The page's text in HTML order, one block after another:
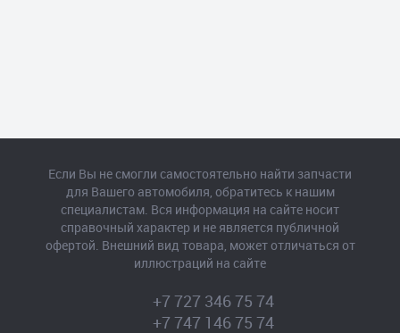
+7 727 346 75 74
+7 747 146 75 74
Если Вы не смогли самостоятельно найти запчасти
для Вашего автомобиля, обратитесь к нашим
специалистам. Вся информация на сайте носит
справочный характер и не является публичной
офертой. Внешний вид товара, может отличаться от
иллюстраций на сайте